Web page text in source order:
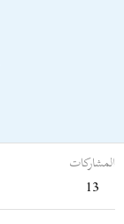
المشاركات
13